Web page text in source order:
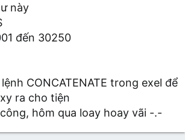
này
đến 30250
CONCATENATE trong exel để
ra cho tiện
hôm qua loay hoay vãi -.-